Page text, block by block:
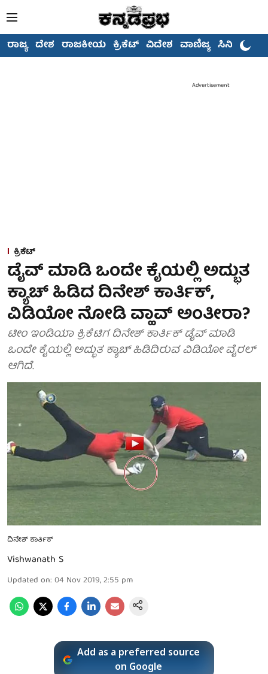
ರಾಜ್ಯ ದೇಶ ರಾಜಕೀಯ ಕ್ರಿಕೆಟ್ ವಿದೇಶ ವಾಣಿಜ್ಯ ಸಿನಿಮಾ
Advertisement
ಕ್ರಿಕೆಟ್
ಡೈವ್ ಮಾಡಿ ಒಂದೇ ಕೈಯಲ್ಲಿ ಅದ್ಭುತ
ಕ್ಯಾಚ್ ಹಿಡಿದ ದಿನೇಶ್ ಕಾರ್ತಿಕ್,
ವಿಡಿಯೋ ನೋಡಿ ವ್ಹಾವ್ ಅಂತೀರಾ?
ಟೀಂ ಇಂಡಿಯಾ ಕ್ರಿಕೆಟಿಗ ದಿನೇಶ್ ಕಾರ್ತಿಕ್ ಡೈವ್ ಮಾಡಿ
ಒಂದೇ ಕೈಯಲ್ಲಿ ಅದ್ಭುತ ಕ್ಯಾಚ್ ಹಿಡಿದಿರುವ ವಿಡಿಯೋ ವೈರಲ್
ಆಗಿದೆ.
ದಿನೇಶ್ ಕಾರ್ತಿಕ್
Vishwanath S
Updated on: 04 Nov 2019, 2:55 pm
Add as a preferred source
on Google